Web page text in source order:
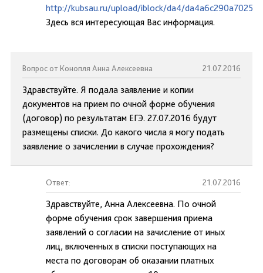
http://kubsau.ru/upload/iblock/da4/
Здесь вся интересующая Вас информация.
Вопрос от Конопля Анна Алексеевна 21.07.2016
Здравствуйте. Я подала заявление и копии
документов на прием по очной форме обучения
(договор) по результатам ЕГЭ. 27.07.2016 будут
размещены списки. До какого числа я могу подать
заявление о зачислении в случае прохождения?
Ответ: 21.07.2016
Здравствуйте, Анна Алексеевна. По очной
форме обучения срок завершения приема
заявлений о согласии на зачисление от иных
лиц, включенных в списки поступающих на
места по договорам об оказании платных